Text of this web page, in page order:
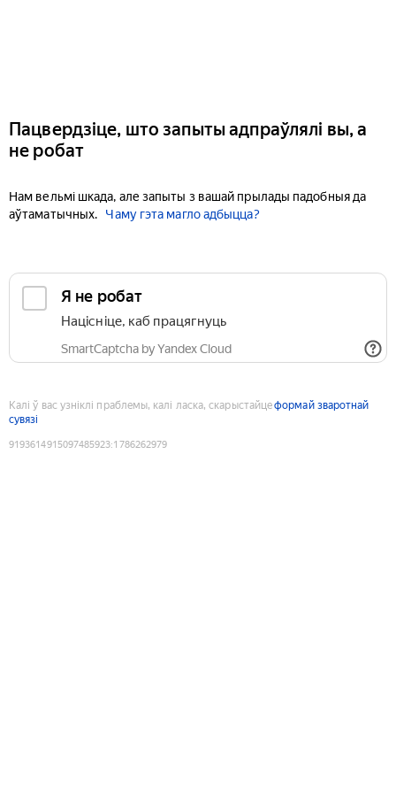
Пацвердзіце, што запыты адпраўлялі вы, а
не робат
Нам вельмі шкада, але запыты з вашай прылады падобныя да
аўтаматычных.
Чаму гэта магло адбыцца?
Я не робат
Націсніце, каб працягнуць
SmartCaptcha by Yandex Cloud
Калі ў вас узніклі праблемы, калі ласка, скарыстайцеформай зваротнай
сувязі
9193614915097485923:1786262979